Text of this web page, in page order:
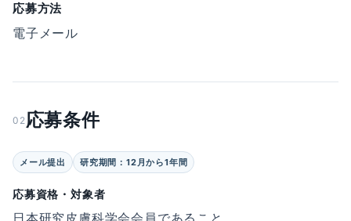
応募方法
電子メール
02 応募条件
メール提出 研究期間：12月から1年間
応募資格・対象者
日本研究皮膚科学会会員であること